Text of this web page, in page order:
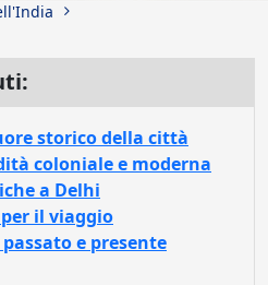
storico della città
coloniale e moderna
a Delhi
il viaggio
e presente